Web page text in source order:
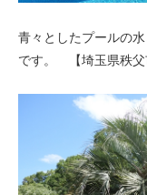
青々としたプールの
です。 【埼玉県秩